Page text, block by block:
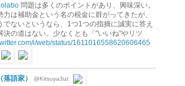
問題は多くのポイントがあり、興味深い。
力は補助金という名の税金に群がってきたが、
でないというなら、1つ1つの指摘に誠実に答え
決の道はない。少なくとも「"いいね"やリツ
i/web/status/1611016558620606465
語家） @Kitsuya3ut